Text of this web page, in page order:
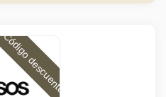
Código descuento